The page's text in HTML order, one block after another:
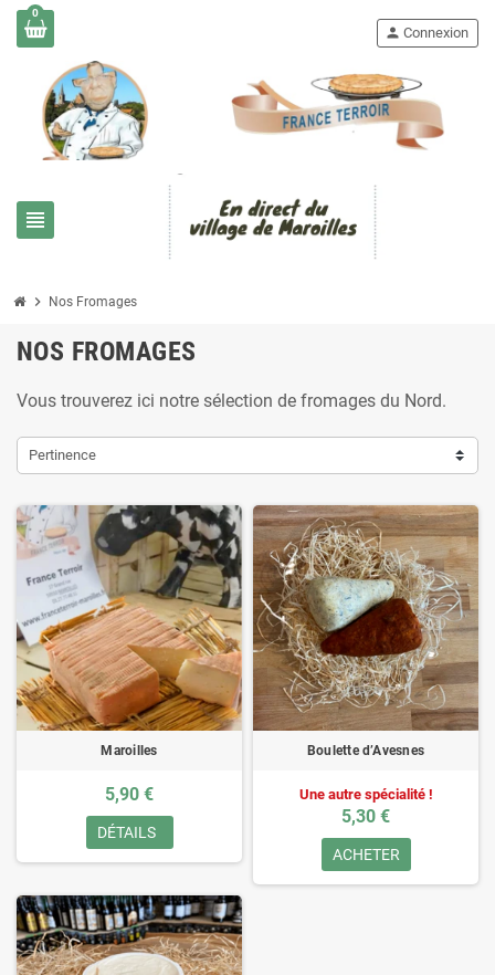
0
view_headline
person Connexion
chevron_right Nos Fromages
NOS FROMAGES
Vous trouverez ici notre sélection de fromages du Nord.
Pertinence
Maroilles
5,90 €
DÉTAILS
Boulette d’Avesnes
Une autre spécialité !
5,30 €
ACHETER